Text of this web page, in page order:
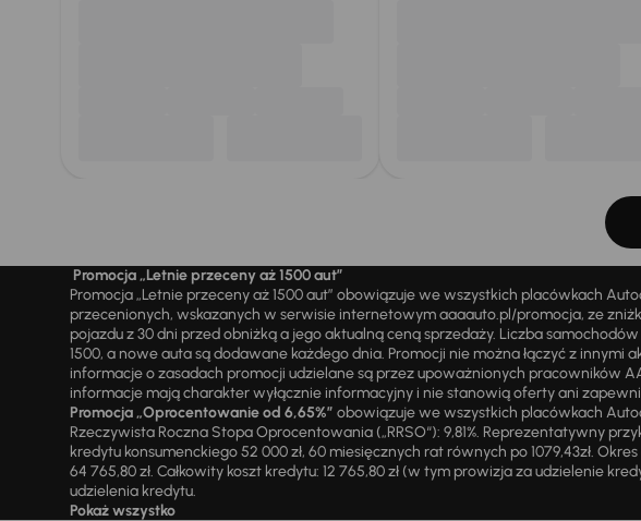
Promocja „Letnie przeceny aż 1500 aut”
Promocja „Letnie przeceny aż 1500 aut” obowiązuje we wszystkich placówkach
przecenionych, wskazanych w serwisie internetowym aaaauto.pl/promocja, ze
pojazdu z 30 dni przed obniżką a jego aktualną ceną sprzedaży. Liczba
1500, a nowe auta są dodawane każdego dnia. Promocji nie można łączyć z
informacje o zasadach promocji udzielane są przez upoważnionych pracowników
informacje mają charakter wyłącznie informacyjny i nie stanowią oferty ani
Promocja „Oprocentowanie od 6,65%” obowiązuje we wszystkich placówkach
Rzeczywista Roczna Stopa Oprocentowania („RRSO“): 9,81%. Reprezentatywny
kredytu konsumenckiego 52 000 zł, 60 miesięcznych rat równych po 1079,43zł.
64 765,80 zł. Całkowity koszt kredytu: 12 765,80 zł (w tym prowizja za udzielenie
udzielenia kredytu.
Pokaż wszystko